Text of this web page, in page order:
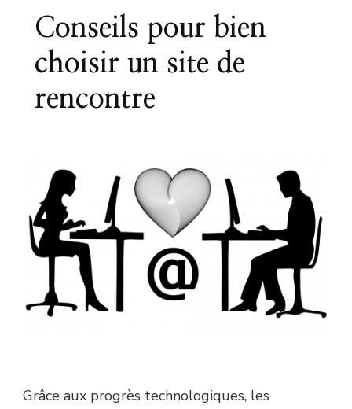
Conseils pour bien
choisir un site de
rencontre
Grâce aux progrès technologiques, les